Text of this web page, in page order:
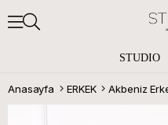
STUDIO
Anasayfa ERKEK